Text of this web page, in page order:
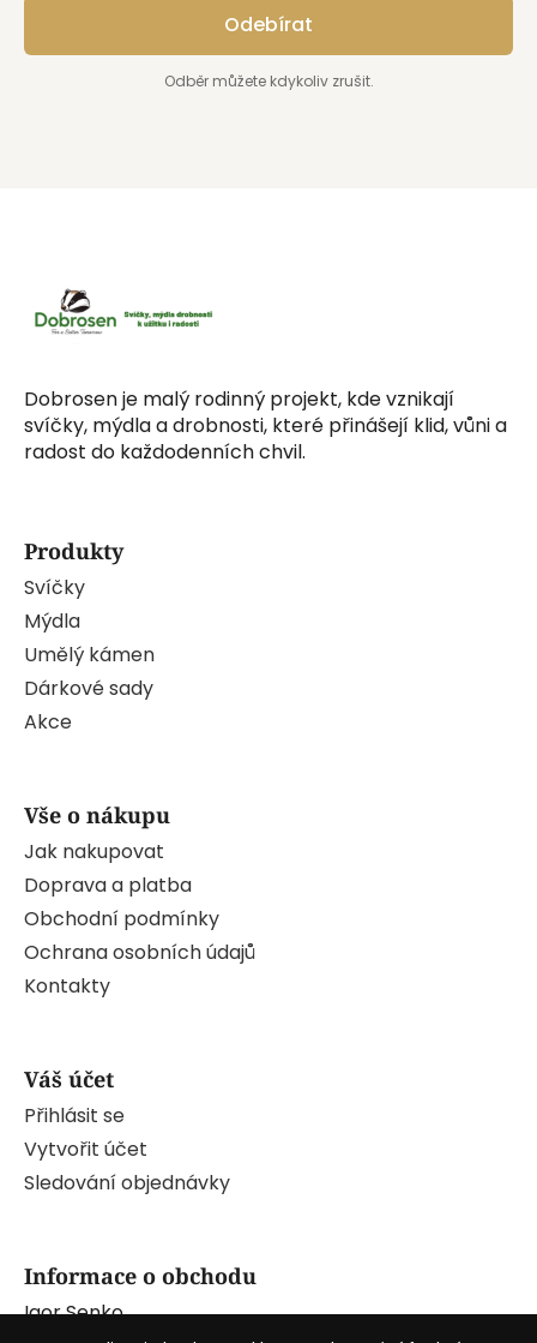
Odebírat
Odběr můžete kdykoliv zrušit.
Dobrosen je malý rodinný projekt, kde vznikají
svíčky, mýdla a drobnosti, které přinášejí klid, vůni a
radost do každodenních chvil.
Produkty
Svíčky
Mýdla
Umělý kámen
Dárkové sady
Akce
Vše o nákupu
Jak nakupovat
Doprava a platba
Obchodní podmínky
Ochrana osobních údajů
Kontakty
Váš účet
Přihlásit se
Vytvořit účet
Sledování objednávky
Informace o obchodu
Igor Senko